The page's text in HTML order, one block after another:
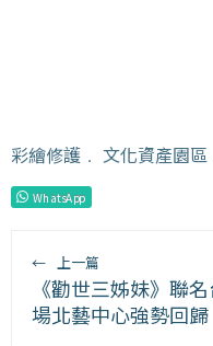
彩繪修護 ﹒ 文化資產園區
WhatsApp
← 上一篇
《勸世三姊妹》聯
場北藝中心強勢回歸